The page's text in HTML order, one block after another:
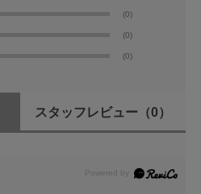
(0)
(0)
(0)
スタッフレビュー （0）